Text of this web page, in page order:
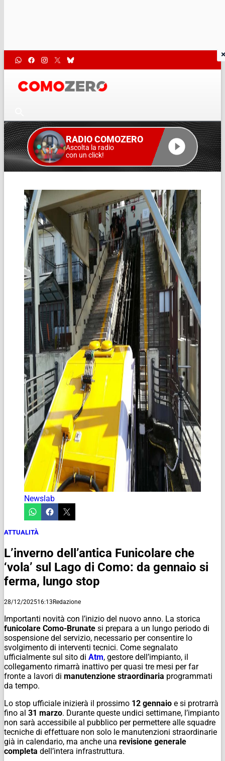
RADIO COMOZERO
Ascolta la radio
con un click!
Newslab
ATTUALITÀ
L’inverno dell’antica Funicolare che
‘vola’ sul Lago di Como: da gennaio si
ferma, lungo stop
28/12/202516:13Redazione
Importanti novità con l’inizio del nuovo anno. La storica
funicolare Como-Brunate si prepara a un lungo periodo di
sospensione del servizio, necessario per consentire lo
svolgimento di interventi tecnici. Come segnalato
ufficialmente sul sito di Atm, gestore dell’impianto, il
collegamento rimarrà inattivo per quasi tre mesi per far
fronte a lavori di manutenzione straordinaria programmati
da tempo.
Lo stop ufficiale inizierà il prossimo 12 gennaio e si protrarrà
fino al 31 marzo. Durante queste undici settimane, l’impianto
non sarà accessibile al pubblico per permettere alle squadre
tecniche di effettuare non solo le manutenzioni straordinarie
già in calendario, ma anche una revisione generale
completa dell’intera infrastruttura.